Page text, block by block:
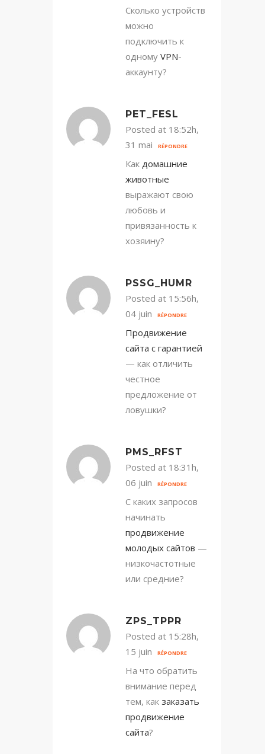
Сколько устройств
можно
подключить к
одному VPN-
аккаунту?
PET_FESL
Posted at 18:52h,
31 mai
RÉPONDRE
Как домашние
животные
выражают свою
любовь и
привязанность к
хозяину?
PSSG_HUMR
Posted at 15:56h,
04 juin
RÉPONDRE
Продвижение
сайта с гарантией
— как отличить
честное
предложение от
ловушки?
PMS_RFST
Posted at 18:31h,
06 juin
RÉPONDRE
С каких запросов
начинать
продвижение
молодых сайтов —
низкочастотные
или средние?
ZPS_TPPR
Posted at 15:28h,
15 juin
RÉPONDRE
На что обратить
внимание перед
тем, как заказать
продвижение
сайта?